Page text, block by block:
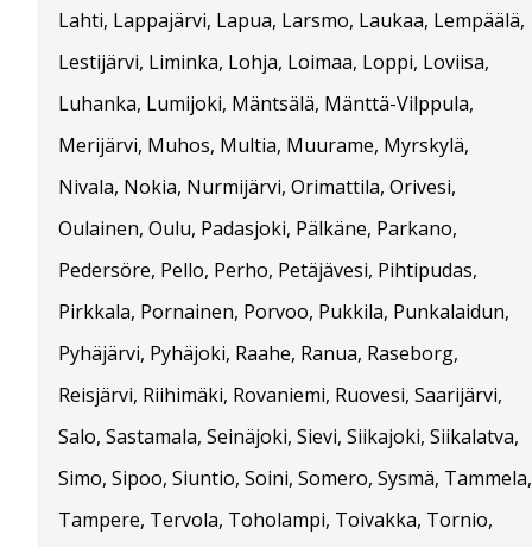
Lahti, Lappajärvi, Lapua, Larsmo, Laukaa, Lempäälä,
Lestijärvi, Liminka, Lohja, Loimaa, Loppi, Loviisa,
Luhanka, Lumijoki, Mäntsälä, Mänttä-Vilppula,
Merijärvi, Muhos, Multia, Muurame, Myrskylä,
Nivala, Nokia, Nurmijärvi, Orimattila, Orivesi,
Oulainen, Oulu, Padasjoki, Pälkäne, Parkano,
Pedersöre, Pello, Perho, Petäjävesi, Pihtipudas,
Pirkkala, Pornainen, Porvoo, Pukkila, Punkalaidun,
Pyhäjärvi, Pyhäjoki, Raahe, Ranua, Raseborg,
Reisjärvi, Riihimäki, Rovaniemi, Ruovesi, Saarijärvi,
Salo, Sastamala, Seinäjoki, Sievi, Siikajoki, Siikalatva,
Simo, Sipoo, Siuntio, Soini, Somero, Sysmä, Tammela,
Tampere, Tervola, Toholampi, Toivakka, Tornio,